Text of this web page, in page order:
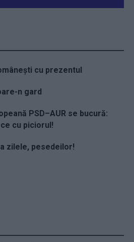
cu prezentul
n gard
PSD–AUR se bucură:
cu piciorul!
zilele, pesedeilor!